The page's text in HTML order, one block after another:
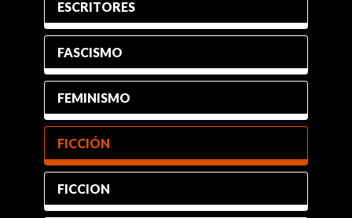
ESCRITORES
FASCISMO
FEMINISMO
FICCIÓN
FICCION